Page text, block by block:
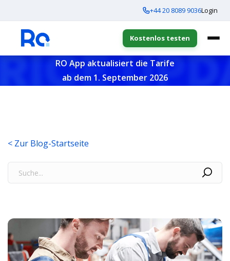
+44 20 8089 9036Login
Kostenlos testen
RO App aktualisiert die Tarife
ab dem 1. September 2026
< Zur Blog-Startseite